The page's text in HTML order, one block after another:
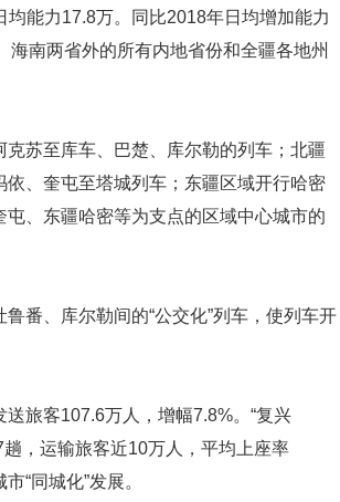
能力17.8万。同比2018年日均增加能力
南两省外的所有内地省份和全疆各地州
苏至库车、巴楚、库尔勒的列车；北疆
、奎屯至塔城列车；东疆区域开行哈密
、东疆哈密等为支点的区域中心城市的
番、库尔勒间的“公交化”列车，使列车开
旅客107.6万人，增幅7.8%。“复兴
，运输旅客近10万人，平均上座率
“同城化”发展。